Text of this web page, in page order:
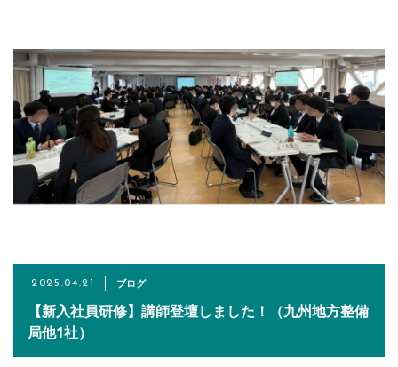
キャリアコンサルタント共
育
SDGsスタートアップ支援
お問い合わせはこちら
2025.04.21 ブログ
【新入社員研修】講師登壇しました！（九州地方整備
局他1社）